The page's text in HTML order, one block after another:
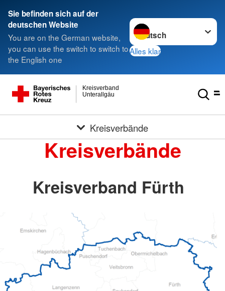
Sie befinden sich auf der
deutschen Website
You are on the German website,
you can use the switch to switch to
the English one
Sprache wechseln zu
Alles klar
Unterallgäu
Kreisverband
Kreisverbände
Kreisverbände
Kreisverband Fürth